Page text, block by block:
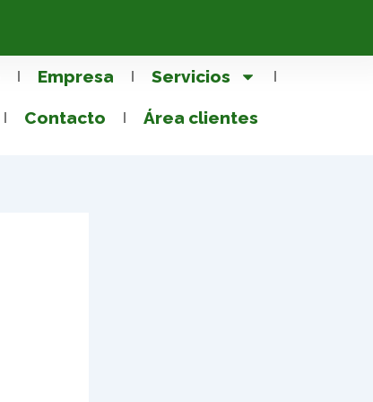
Empresa Servicios
Contacto Área clientes